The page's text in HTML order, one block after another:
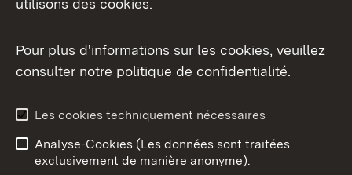
Aperçu des thèmes
utilisons des cookies.
Pour plus d'informations sur les cookies, veuillez
consulter notre politique de confidentialité.
Les cookies techniquement nécessaires
Analyse-Cookies (Les données sont traitées
exclusivement de manière anonyme).